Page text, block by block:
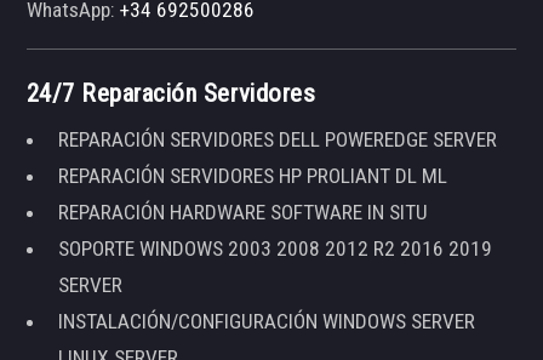
WhatsApp:+34 692500286
24/7 Reparación Servidores
REPARACIÓN SERVIDORES DELL POWEREDGE SERVER
REPARACIÓN SERVIDORES HP PROLIANT DL ML
REPARACIÓN HARDWARE SOFTWARE IN SITU
SOPORTE WINDOWS 2003 2008 2012 R2 2016 2019
SERVER
INSTALACIÓN/CONFIGURACIÓN WINDOWS SERVER